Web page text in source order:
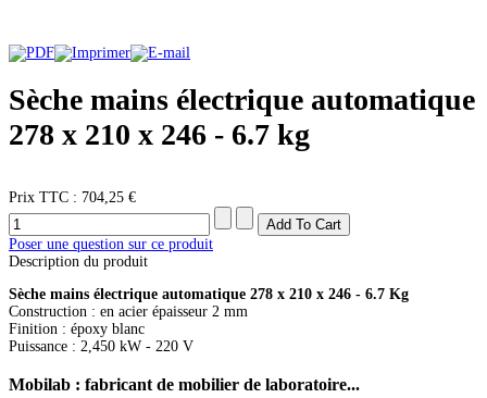
Sèche mains électrique automatique
278 x 210 x 246 - 6.7 kg
Prix ​​TTC : 704,25 €
Poser une question sur ce produit
Description du produit
Sèche mains électrique automatique 278 x 210 x 246 - 6.7 Kg
Construction : en acier épaisseur 2 mm
Finition : époxy blanc
Puissance : 2,450 kW - 220 V
Mobilab : fabricant de mobilier de laboratoire...